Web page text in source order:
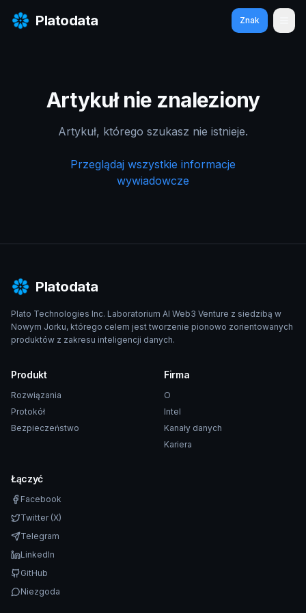
Platodata Znak
Artykuł nie znaleziony
Artykuł, którego szukasz nie istnieje.
Przeglądaj wszystkie informacje
wywiadowcze
Platodata
Plato Technologies Inc. Laboratorium AI Web3 Venture z siedzibą w
Nowym Jorku, którego celem jest tworzenie pionowo zorientowanych
produktów z zakresu inteligencji danych.
Produkt
Rozwiązania
Protokół
Bezpieczeństwo
Firma
O
Intel
Kanały danych
Kariera
Łączyć
Facebook
Twitter (X)
Telegram
LinkedIn
GitHub
Niezgoda